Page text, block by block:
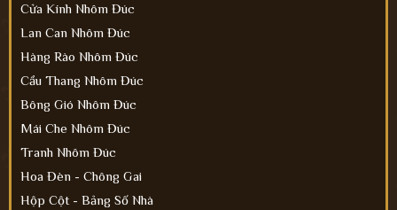
Cửa Kính Nhôm Đúc
Lan Can Nhôm Đúc
Hàng Rào Nhôm Đúc
Cầu Thang Nhôm Đúc
Bông Gió Nhôm Đúc
Mái Che Nhôm Đúc
Tranh Nhôm Đúc
Hoa Đèn - Chông Gai
Hộp Cột - Bảng Số Nhà